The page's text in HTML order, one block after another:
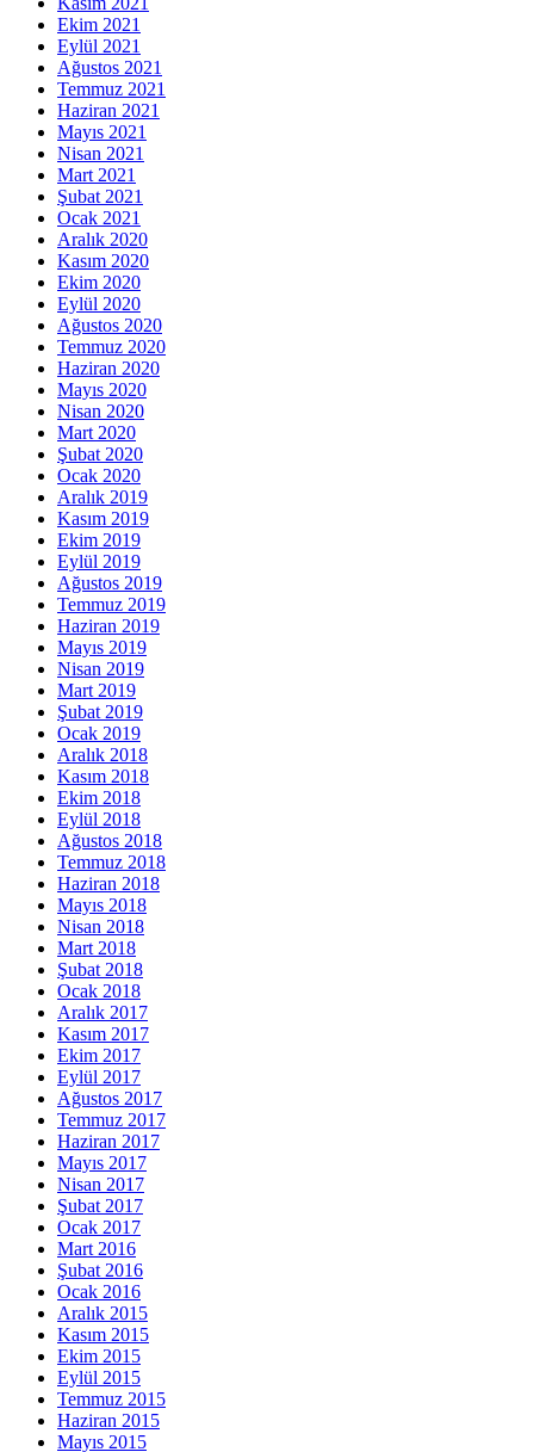
Ekim 2021
Eylül 2021
Ağustos 2021
Temmuz 2021
Haziran 2021
Mayıs 2021
Nisan 2021
Mart 2021
Şubat 2021
Ocak 2021
Aralık 2020
Kasım 2020
Ekim 2020
Eylül 2020
Ağustos 2020
Temmuz 2020
Haziran 2020
Mayıs 2020
Nisan 2020
Mart 2020
Şubat 2020
Ocak 2020
Aralık 2019
Kasım 2019
Ekim 2019
Eylül 2019
Ağustos 2019
Temmuz 2019
Haziran 2019
Mayıs 2019
Nisan 2019
Mart 2019
Şubat 2019
Ocak 2019
Aralık 2018
Kasım 2018
Ekim 2018
Eylül 2018
Ağustos 2018
Temmuz 2018
Haziran 2018
Mayıs 2018
Nisan 2018
Mart 2018
Şubat 2018
Ocak 2018
Aralık 2017
Kasım 2017
Ekim 2017
Eylül 2017
Ağustos 2017
Temmuz 2017
Haziran 2017
Mayıs 2017
Nisan 2017
Şubat 2017
Ocak 2017
Mart 2016
Şubat 2016
Ocak 2016
Aralık 2015
Kasım 2015
Ekim 2015
Eylül 2015
Temmuz 2015
Haziran 2015
Mayıs 2015